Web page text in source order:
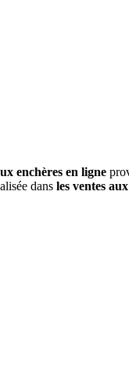
enchères en ligne
dans les ventes